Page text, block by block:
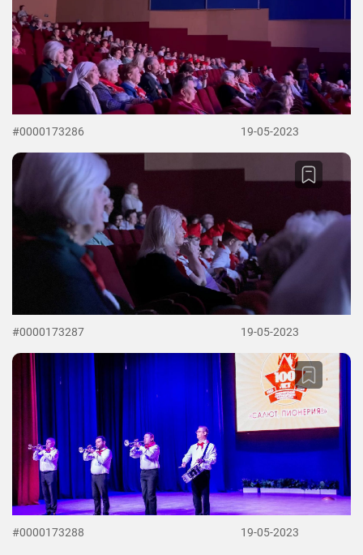
#0000173286 19-05-2023
#0000173287 19-05-2023
#0000173288 19-05-2023